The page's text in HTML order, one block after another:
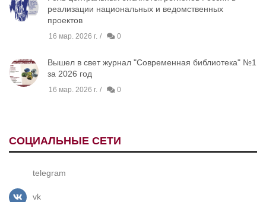
реализации национальных и ведомственных
проектов
16 мар. 2026 г. 0
Вышел в свет журнал "Современная библиотека" №1
за 2026 год
16 мар. 2026 г. 0
СОЦИАЛЬНЫЕ СЕТИ
telegram
vk